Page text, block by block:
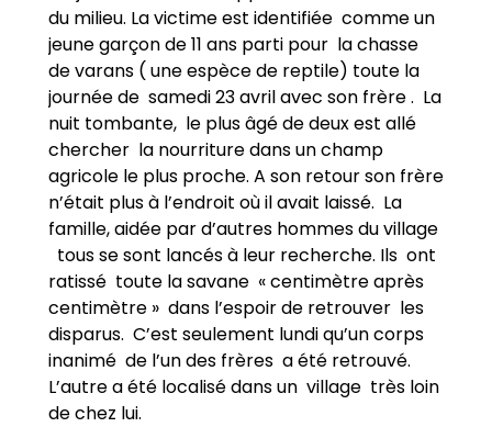
du milieu. La victime est identifiée comme un
jeune garçon de 11 ans parti pour la chasse
de varans ( une espèce de reptile) toute la
journée de samedi 23 avril avec son frère . La
nuit tombante, le plus âgé de deux est allé
chercher la nourriture dans un champ
agricole le plus proche. A son retour son frère
n’était plus à l’endroit où il avait laissé. La
famille, aidée par d’autres hommes du village
tous se sont lancés à leur recherche. Ils ont
ratissé toute la savane « centimètre après
centimètre » dans l’espoir de retrouver les
disparus. C’est seulement lundi qu’un corps
inanimé de l’un des frères a été retrouvé.
L’autre a été localisé dans un village très loin
de chez lui.